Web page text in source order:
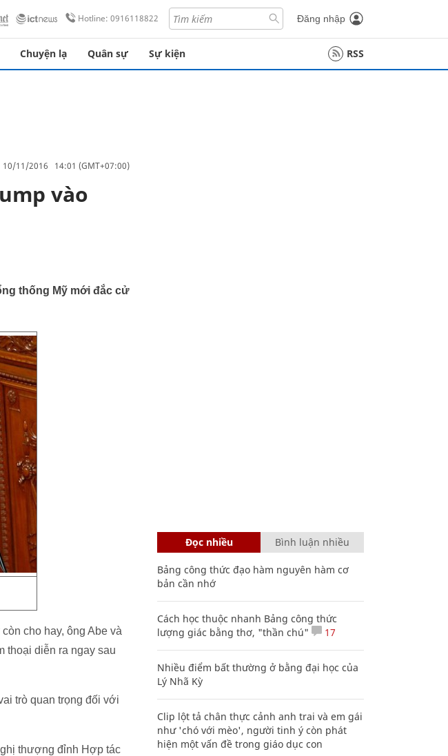
Hotline: 0916118822 Đăng nhập
Chuyện lạ Quân sự Sự kiện RSS
10/11/2016 14:01 (GMT+07:00)
vào
thống Mỹ mới đắc cử
cho hay, ông Abe và
thoại diễn ra ngay sau
trò quan trọng đối với
thượng đỉnh Hợp tác
Đọc nhiều Bình luận nhiều
Bảng công thức đạo hàm nguyên hàm cơ
bản cần nhớ
Cách học thuộc nhanh Bảng công thức
lượng giác bằng thơ, "thần chú"
17
Nhiều điểm bất thường ở bằng đại học của
Lý Nhã Kỳ
Clip lột tả chân thực cảnh anh trai và em gái
như 'chó với mèo', người tinh ý còn phát
hiện một vấn đề trong giáo dục con